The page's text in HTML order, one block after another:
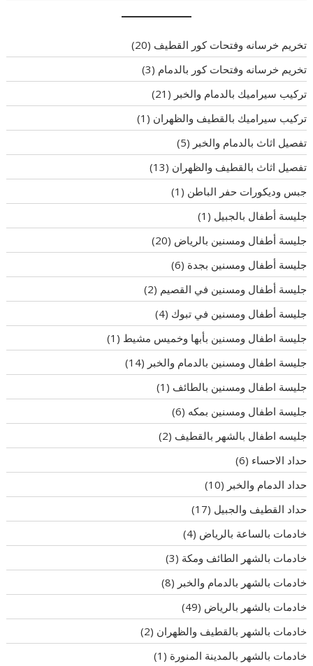
تخريم خرسانه وفتحات كور القطيف (20)
تخريم خرسانه وفتحات كور بالدمام (3)
تركيب سيراميك بالدمام والخبر (21)
تركيب سيراميك بالقطيف والظهران (1)
تفصيل اثاث بالدمام والخبر (5)
تفصيل اثاث بالقطيف والظهران (13)
جبس وديكورات حفر الباطن (1)
جليسة أطفال بالجبيل (1)
جليسة أطفال ومسنين بالرياض (20)
جليسة أطفال ومسنين بجدة (6)
جليسة أطفال ومسنين في القصيم (2)
جليسة أطفال ومسنين في تبوك (4)
جليسة اطفال ومسنين بأبها وخميس مشيط (1)
جليسة اطفال ومسنين بالدمام والخبر (14)
جليسة اطفال ومسنين بالطائف (1)
جليسة اطفال ومسنين بمكه (6)
جليسه اطفال بالشهر بالقطيف (2)
حداد الاحساء (6)
حداد الدمام والخبر (10)
حداد القطيف والجبيل (17)
خادمات بالساعة بالرياض (4)
خادمات بالشهر الطائف ومكة (3)
خادمات بالشهر بالدمام والخبر (8)
خادمات بالشهر بالرياض (49)
خادمات بالشهر بالقطيف والظهران (2)
خادمات بالشهر بالمدينة المنورة (1)